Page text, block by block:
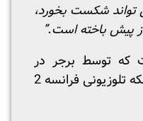
تواند شکست بخورد،
از پیش باخته است.”
که توسط برجر در
برنامه “زندگان و مردگان” شبکه تلوزیونی فرانسه 2